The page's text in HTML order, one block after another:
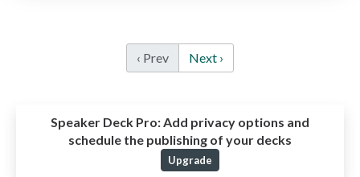
‹ Prev Next ›
Speaker Deck Pro: Add privacy options and
schedule the publishing of your decks
Upgrade